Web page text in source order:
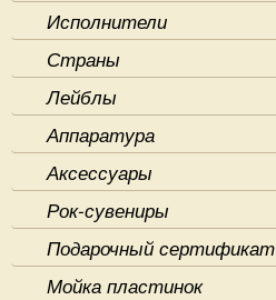
Исполнители
Страны
Лейблы
Аппаратура
Аксессуары
Рок-сувениры
Подарочный сертификат
Мойка пластинок